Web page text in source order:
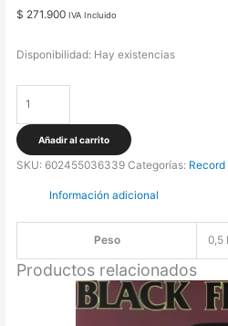
$ 271.900 IVA Incluido
Disponibilidad: Hay existencias
-
Nice
[12"]
Record
Añadir al carrito
SKU:602455036339 Categorías:
Información adicional
Peso 0,5
Productos relacionados